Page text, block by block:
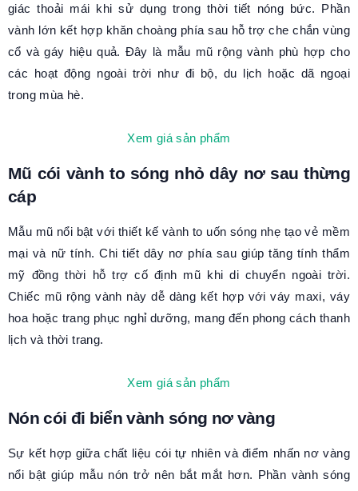
giác thoải mái khi sử dụng trong thời tiết nóng bức. Phần
vành lớn kết hợp khăn choàng phía sau hỗ trợ che chắn vùng
cổ và gáy hiệu quả. Đây là mẫu mũ rộng vành phù hợp cho
các hoạt động ngoài trời như đi bộ, du lịch hoặc dã ngoại
trong mùa hè.
Xem giá sản phẩm
Mũ cói vành to sóng nhỏ dây nơ sau thừng
cáp
Mẫu mũ nổi bật với thiết kế vành to uốn sóng nhẹ tạo vẻ mềm
mại và nữ tính. Chi tiết dây nơ phía sau giúp tăng tính thẩm
mỹ đồng thời hỗ trợ cố định mũ khi di chuyển ngoài trời.
Chiếc mũ rộng vành này dễ dàng kết hợp với váy maxi, váy
hoa hoặc trang phục nghỉ dưỡng, mang đến phong cách thanh
lịch và thời trang.
Xem giá sản phẩm
Nón cói đi biển vành sóng nơ vàng
Sự kết hợp giữa chất liệu cói tự nhiên và điểm nhấn nơ vàng
nổi bật giúp mẫu nón trở nên bắt mắt hơn. Phần vành sóng